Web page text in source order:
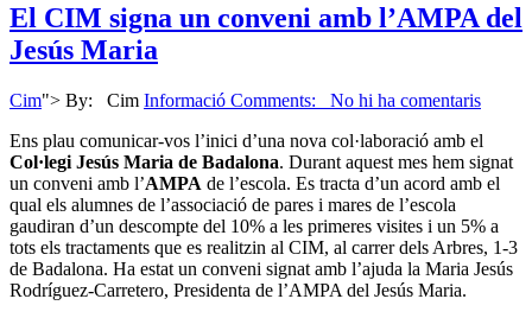
El CIM signa un conveni amb l’AMPA del
Jesús Maria
Cim"> By: Cim Informació Comments: No hi ha comentaris
Ens plau comunicar-vos l’inici d’una nova col·laboració amb el
Col·legi Jesús Maria de Badalona. Durant aquest mes hem signat
un conveni amb l’AMPA de l’escola. Es tracta d’un acord amb el
qual els alumnes de l’associació de pares i mares de l’escola
gaudiran d’un descompte del 10% a les primeres visites i un 5% a
tots els tractaments que es realitzin al CIM, al carrer dels Arbres, 1-3
de Badalona. Ha estat un conveni signat amb l’ajuda la Maria Jesús
Rodríguez-Carretero, Presidenta de l’AMPA del Jesús Maria.